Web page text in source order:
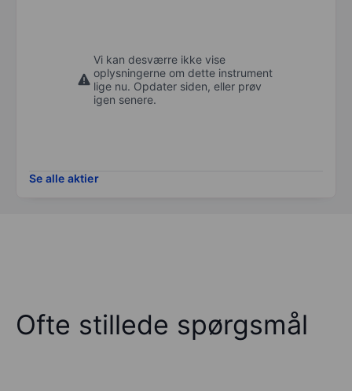
Vi kan desværre ikke vise
oplysningerne om dette instrument
lige nu. Opdater siden, eller prøv
igen senere.
Se alle aktier
Ofte stillede spørgsmål